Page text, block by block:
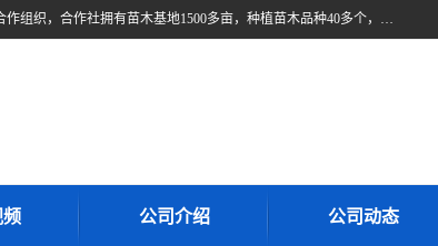
甘肃广恒源苗木农民合作社位于甘肃省临泽县，是一家从事苗木种植与销售的农民合作组织，合作社拥有苗木基地1500多亩，种植苗木品种40多个，年产各类苗木2000多万株。主营：白刺苗、红柳苗、梭梭苗等，我们以“种植一流的苗子，诚信经营”的经营理念，竭诚为每一位客户做优质的服务，欢迎来电咨询！
频 公司介绍 公司动态